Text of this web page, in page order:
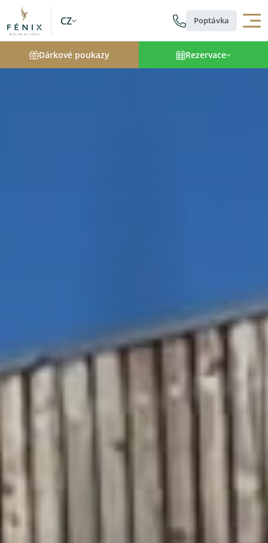
CZ Poptávka
Dárkové poukazy Rezervace